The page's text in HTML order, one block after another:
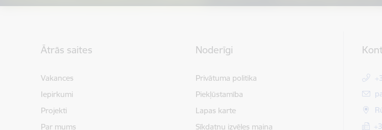
Ātrās saites
Vakances
Iepirkumi
Projekti
Par mums
Noderīgi
Privātuma politika
Piekļūstamība
Lapas karte
Sīkdatņu izvēles maiņa